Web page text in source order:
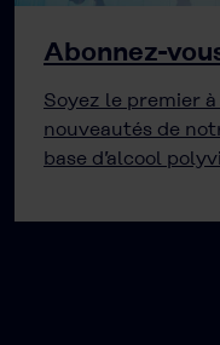
Abonnez-
Soyez le premier
nouveautés de
base d’alcool